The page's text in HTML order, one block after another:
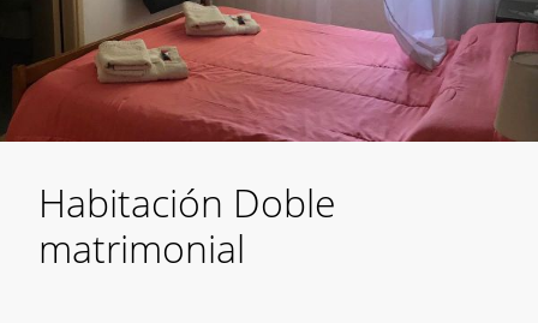
Habitación Doble
matrimonial